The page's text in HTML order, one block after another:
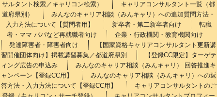
サルタント検索／キャリコン検索）
キャリアコンサルタント一覧（都
道府県別）
みんなのキャリア相談（みんキャリ）への追加質問方法・
入力方法について【質問者用】
新卒者・第二新卒者向け
転職
者・ママ パパなど再就職者向け
企業・行政機関・教育機関向け
発達障害者・障害者向け
【国家資格キャリアコンサルタント更新講
習開催団体向け】掲載講習募集／都道府県別
【登録CC限定】ターゲテ
ィング広告の申込み
みんなのキャリア相談（みんキャリ） 回答推進キ
ャンペーン【登録CC用】
みんなのキャリア相談（みんキャリ）への返
答方法・入力方法について【登録CC用】
キャリアコンサルタントのご